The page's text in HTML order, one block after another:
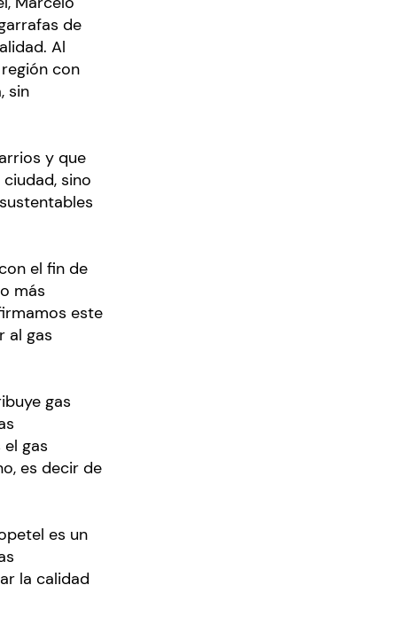
de
Al
con
sin
y que
sino
el fin de
más
este
al gas
gas
gas
es decir de
es un
la calidad